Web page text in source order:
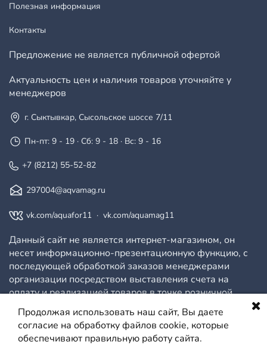
Полезная информация
Контакты
Предложение не является публичной офертой
Актуальность цен и наличия товаров уточняйте у
менеджеров
г. Сыктывкар, Сысольское шоссе 7/11
Пн-пт: 9 - 19 · Сб: 9 - 18 · Вс: 9 - 16
+7 (8212) 55-52-82
297004@aqvamag.ru
vk.com/aquafor11 · vk.com/aquamag11
Данный сайт не является интернет-магазином, он
несет информационно-презентационную функцию, с
последующей обработкой заказов менеджерами
организации посредством выставления счета на
оплату и реализацией товаров в точке розничной
продажи.
© ООО АКВАМАГ, 2026
Политика конфиденциальности
Продолжая использовать наш сайт, Вы даете
согласие на обработку файлов cookie, которые
обеспечивают правильную работу сайта.